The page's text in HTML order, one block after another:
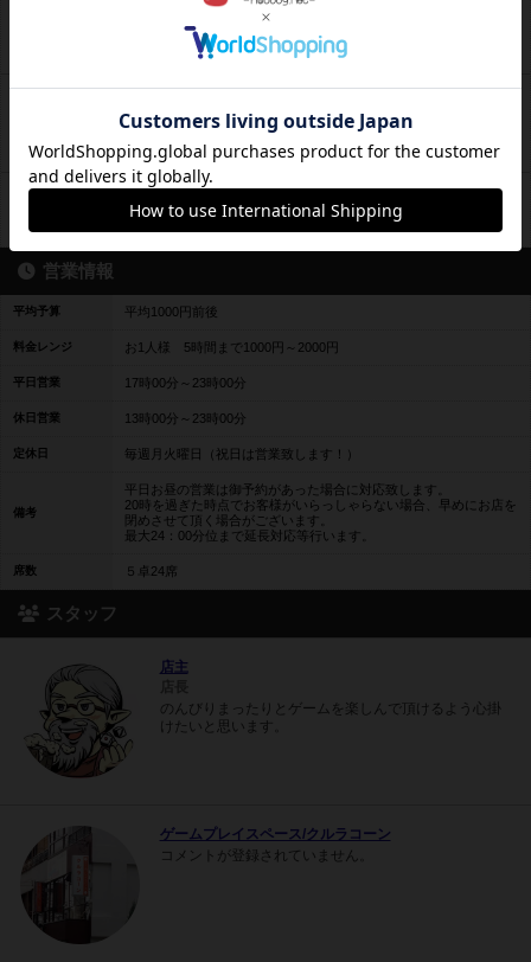
13:00～17:00 🐣ひよっこプレイ🐤@ボードゲーム会
2024年3月30日 14時50分の投稿
イベント
【お客様主催イベント告知】4/6（土）13:00～食考一閃
2024年3月16日 14時12分の投稿
営業情報
平均予算 平均1000円前後
料金レンジ お1人様 5時間まで1000円～2000円
平日営業 17時00分～23時00分
休日営業 13時00分～23時00分
定休日 毎週月火曜日（祝日は営業致します！）
備考
平日お昼の営業は御予約があった場合に対応致します。
20時を過ぎた時点でお客様がいらっしゃらない場合、早めにお店を
閉めさせて頂く場合がございます。
最大24：00分位まで延長対応等行います。
席数 ５卓24席
スタッフ
店主
のんびりまったりとゲームを楽しんで頂けるよう心掛
けたいと思います。
ゲームプレイスペース/クルラコーン
コメントが登録されていません。